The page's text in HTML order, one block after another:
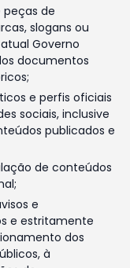
peças de
slogans ou
Governo
documentos
e perfis oficiais
sociais, inclusive
publicados e
de conteúdos
e
e estritamente
dos
à